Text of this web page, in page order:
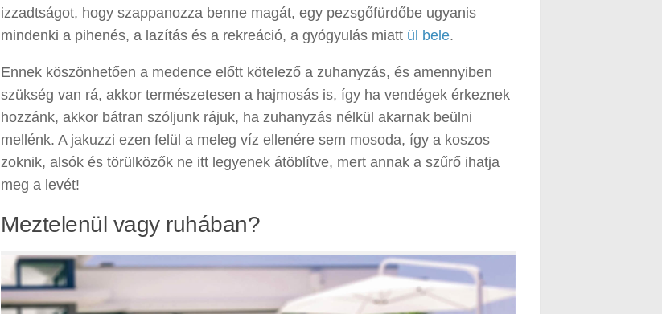
izzadtságot, hogy szappanozza benne magát, egy pezsgőfürdőbe ugyanis
mindenki a pihenés, a lazítás és a rekreáció, a gyógyulás miatt ül bele.
Ennek köszönhetően a medence előtt kötelező a zuhanyzás, és amennyiben
szükség van rá, akkor természetesen a hajmosás is, így ha vendégek érkeznek
hozzánk, akkor bátran szóljunk rájuk, ha zuhanyzás nélkül akarnak beülni
mellénk. A jakuzzi ezen felül a meleg víz ellenére sem mosoda, így a koszos
zoknik, alsók és törülközők ne itt legyenek átöblítve, mert annak a szűrő ihatja
meg a levét!
Meztelenül vagy ruhában?